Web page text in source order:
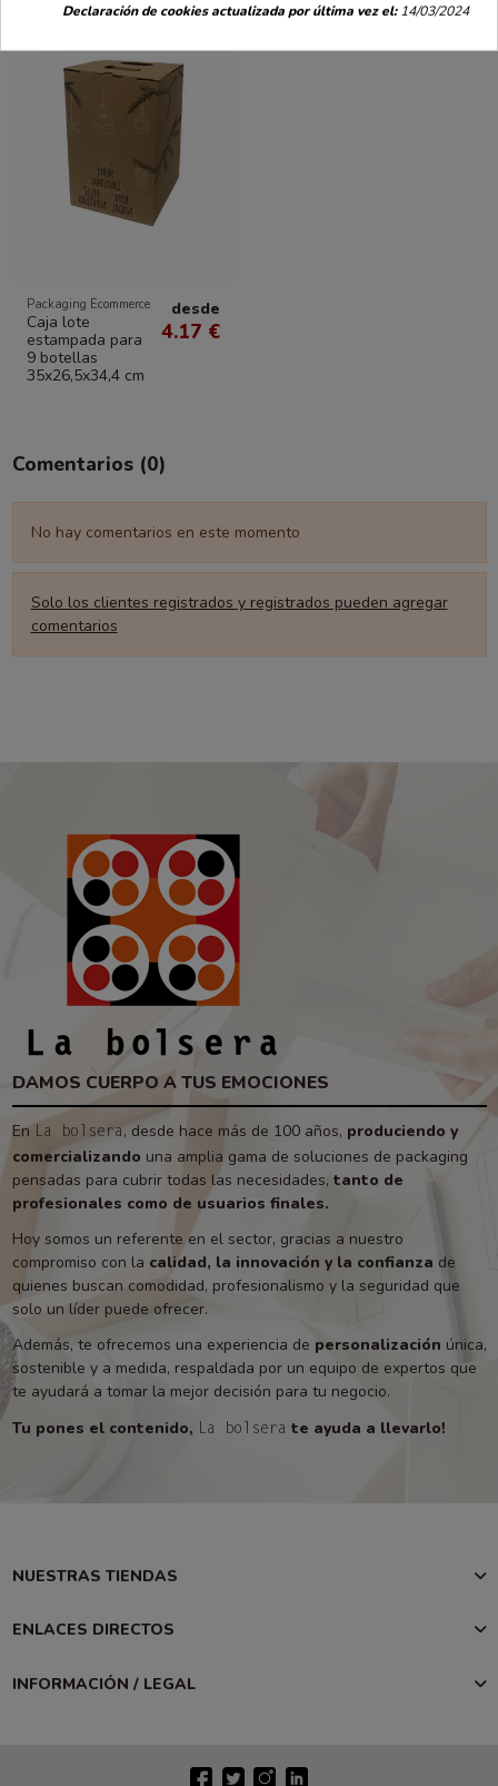
Packaging Ecommerce
Caja lote
estampada para
9 botellas
35x26,5x34,4 cm
desde
4.17 €
Comentarios (0)
No hay comentarios en este momento
Solo los clientes registrados y registrados pueden agregar
comentarios
DAMOS CUERPO A TUS EMOCIONES
En La bolsera, desde hace más de 100 años, produciendo y
comercializando una amplia gama de soluciones de packaging
pensadas para cubrir todas las necesidades, tanto de
profesionales como de usuarios finales.
Hoy somos un referente en el sector, gracias a nuestro
compromiso con la calidad, la innovación y la confianza de
quienes buscan comodidad, profesionalismo y la seguridad que
solo un líder puede ofrecer.
Además, te ofrecemos una experiencia de personalización única,
sostenible y a medida, respaldada por un equipo de expertos que
te ayudará a tomar la mejor decisión para tu negocio.
Tu pones el contenido, La bolsera te ayuda a llevarlo!
NUESTRAS TIENDAS
ENLACES DIRECTOS
INFORMACIÓN / LEGAL
Declaración de cookies actualizada por última vez el:14/03/2024